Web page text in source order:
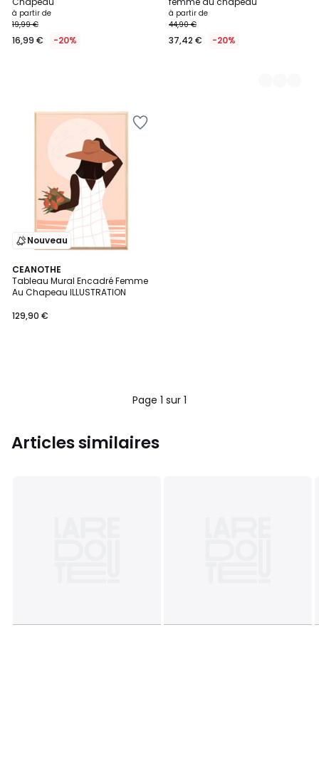
à partir de
19,99 €
16,99 € -20%
à partir de
44,90 €
37,42 € -20%
Nouveau
CEANOTHE
Tableau Mural Encadré Femme
Au Chapeau ILLUSTRATION
129,90 €
Page 1 sur 1
Articles similaires